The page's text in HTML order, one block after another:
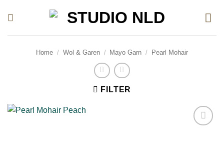
Home / Wol & Garen / Mayo Garn / Pearl Mohair
FILTER